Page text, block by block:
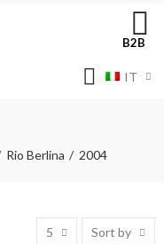
B2B
IT
Rio Berlina 2004
5 Sort by